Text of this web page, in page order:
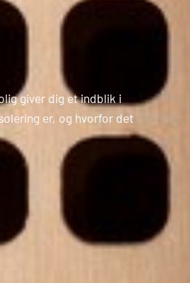
giver dig et indblik i
er, og hvorfor det